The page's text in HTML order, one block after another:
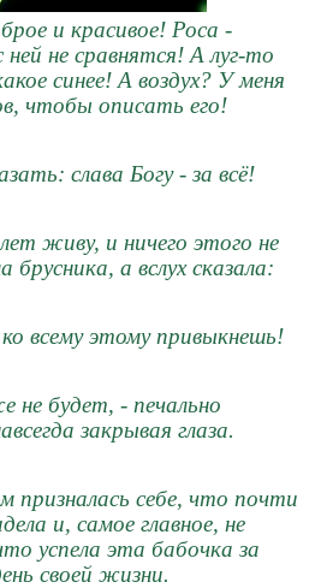
и красивое! Роса -
не сравнятся! А луг-то
синее! А воздух? У меня
чтобы описать его!
слава Богу - за всё!
живу, и ничего этого не
брусника, а вслух сказала:
всему этому привыкнешь!
не будет, - печально
закрывая глаза.
призналась себе, что почти
и, самое главное, не
успела эта бабочка за
своей жизни.